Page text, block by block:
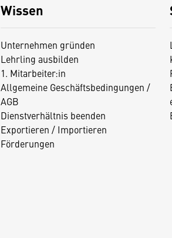
Wissen
Unternehmen gründen
Lehrling ausbilden
1. Mitarbeiter:in
Allgemeine Geschäftsbedingungen /
AGB
Dienstverhältnis beenden
Exportieren / Importieren
Förderungen